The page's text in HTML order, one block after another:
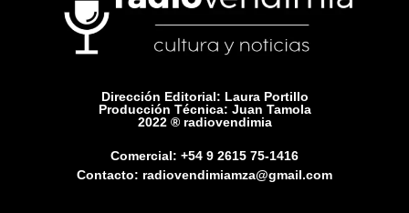
Dirección Editorial: Laura Portillo
Producción Técnica: Juan Tamola
2022 ® radiovendimia
Comercial: +54 9 2615 75-1416
Contacto: radiovendimiamza@gmail.com